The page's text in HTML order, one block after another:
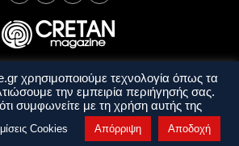
Πολιτική Απορρήτου
Όροι Χρήσης
Όροι και Προϋποθέσεις
χρησιμοποιούμε τεχνολογία όπως τα
την εμπειρία περιήγησής σας.
συμφωνείτε με τη χρήση αυτής της
Cookies Απόρριψη Αποδοχή